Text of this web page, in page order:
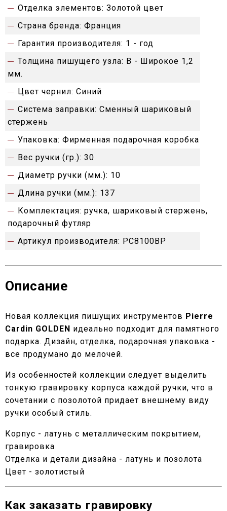
Отделка элементов: Золотой цвет
Страна бренда: Франция
Гарантия производителя: 1 - год
Толщина пишущего узла: B - Широкое 1,2
мм.
Цвет чернил: Синий
Система заправки: Сменный шариковый
стержень
Упаковка: Фирменная подарочная коробка
Вес ручки (гр.): 30
Диаметр ручки (мм.): 10
Длина ручки (мм.): 137
Комплектация: ручка, шариковый стержень,
подарочный футляр
Артикул производителя: PC8100BP
Описание
Новая коллекция пишущих инструментов Pierre
Cardin GOLDEN идеально подходит для памятного
подарка. Дизайн, отделка, подарочная упаковка -
все продумано до мелочей.
Из особенностей коллекции следует выделить
тонкую гравировку корпуса каждой ручки, что в
сочетании с позолотой придает внешнему виду
ручки особый стиль.
Корпус - латунь с металлическим покрытием,
гравировка
Отделка и детали дизайна - латунь и позолота
Цвет - золотистый
Как заказать гравировку